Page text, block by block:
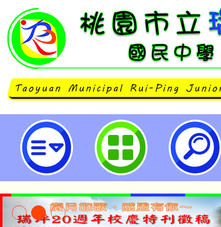
113學年度「學生海洋讀本創新運
畫-桃園市立瑞坪國民中學